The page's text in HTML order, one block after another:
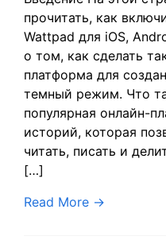
прочитать, как
Wattpad для iOS,
о том, как сделать
платформа для
темный режим. Что
популярная онлайн-
историй, которая
читать, писать и
[…]
Read More →